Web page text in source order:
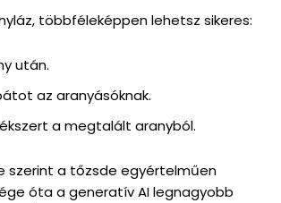
többféleképpen lehetsz sikeres:
után.
az aranyásóknak.
a megtalált aranyból.
szerint a tőzsde egyértelműen
óta a generatív AI legnagyobb